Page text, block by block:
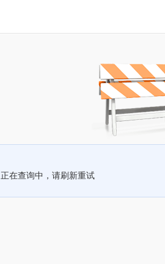
正在查询中，请刷新重试